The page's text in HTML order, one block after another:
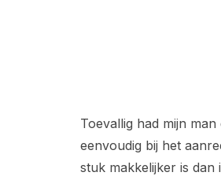
Toevallig had mijn
eenvoudig bij het
stuk makkelijker is dan